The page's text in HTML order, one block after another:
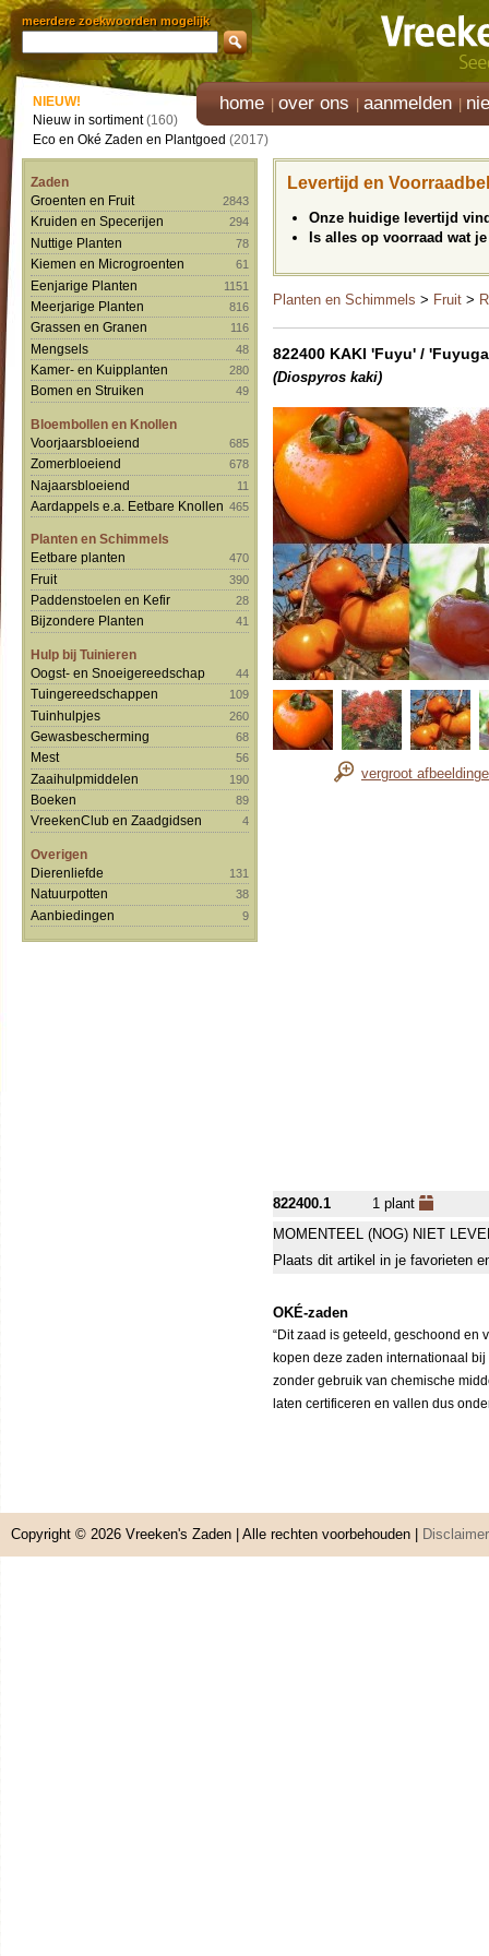
meerdere zoekwoorden mogelijk
home over ons aanmelden
NIEUW!
Nieuw in sortiment(160)
Eco en Oké Zaden en Plantgoed (2017)
Zaden
Groenten en Fruit
2843
Kruiden en Specerijen 294
Nuttige Planten 78
Kiemen en Microgroenten 61
Eenjarige Planten 1151
Meerjarige Planten 816
Grassen en Granen 116
Mengsels 48
Kamer- en Kuipplanten 280
Bomen en Struiken 49
Bloembollen en Knollen
Voorjaarsbloeiend
685
Zomerbloeiend 678
Najaarsbloeiend 11
Aardappels e.a. Eetbare Knollen 465
Planten en Schimmels
Eetbare planten
470
Fruit 390
Paddenstoelen en Kefir 28
Bijzondere Planten 41
Hulp bij Tuinieren
Oogst- en Snoeigereedschap
44
Tuingereedschappen 109
Tuinhulpjes 260
Gewasbescherming 68
Mest 56
Zaaihulpmiddelen 190
Boeken 89
VreekenClub en Zaadgidsen 4
Overigen
Dierenliefde
131
Natuurpotten 38
Aanbiedingen 9
Levertijd en
Onze huidige levertijd
Is alles op voorraad wat
Planten en Schimmels > Fruit >
822400 KAKI 'Fuyu' /
(Diospyros kaki)
vergroot
822400.1
1 plant
MOMENTEEL (NOG) NIET
Plaats dit artikel in je favorieten
OKÉ-zaden
“Dit zaad is geteeld, geschoond en
kopen deze zaden internationaal
zonder gebruik van chemische
laten certificeren en vallen dus
Copyright © 2026 Vreeken's Zaden | Alle rechten voorbehouden | Disclaimer